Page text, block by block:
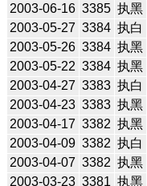
2003-06-16 3385 执黑
2003-05-27 3384 执白
2003-05-26 3384 执黑
2003-05-22 3384 执黑
2003-04-27 3383 执白
2003-04-23 3383 执黑
2003-04-17 3382 执黑
2003-04-09 3382 执白
2003-04-07 3382 执黑
2003-03-23 3381 执黑